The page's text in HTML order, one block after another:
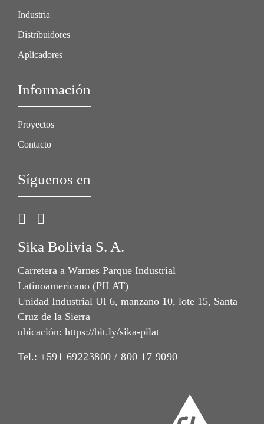
Industria
Distribuidores
Aplicadores
Información
Proyectos
Contacto
Síguenos en
Sika Bolivia S. A.
Carretera a Warnes Parque Industrial
Latinoamericano (PILAT)
Unidad Industrial UI 6, manzano 10, lote 15, Santa
Cruz de la Sierra
ubicación: https://bit.ly/sika-pilat
Tel.: +591 69223800 / 800 17 9090